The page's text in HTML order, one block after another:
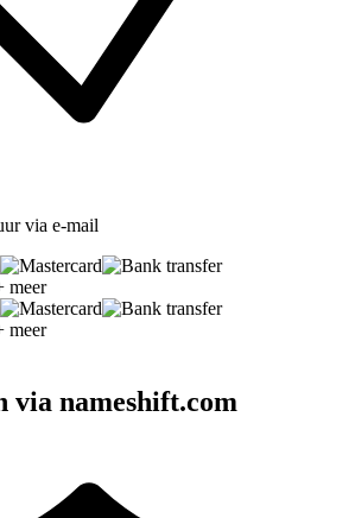
via e-mail
meer
meer
via nameshift.com